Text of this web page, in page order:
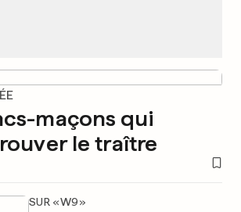
maçons qui
le traître
SUR «W9»